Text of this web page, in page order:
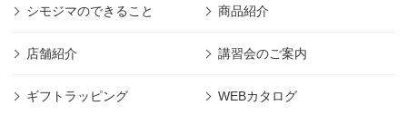
シモジマのできること 商品紹介
店舗紹介 講習会のご案内
ギフトラッピング WEBカタログ